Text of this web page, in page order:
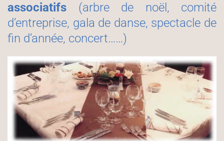
associatifs (arbre de noël, comité
d’entreprise, gala de danse, spectacle de
fin d’année, concert……)